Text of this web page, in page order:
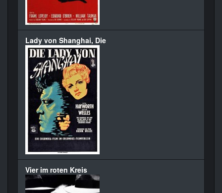
Lady von Shanghai, Die
Vier im roten Kreis